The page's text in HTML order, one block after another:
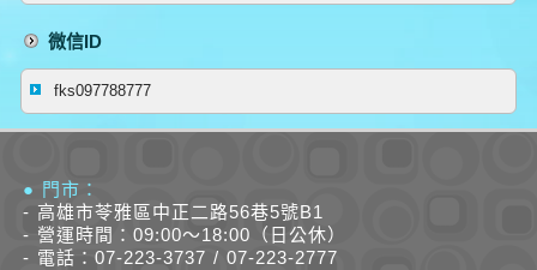
微信ID
fks097788777
● 門市：
- 高雄市苓雅區中正二路56巷5號B1
- 營運時間：09:00～18:00（日公休）
- 電話：07-223-3737 / 07-223-2777